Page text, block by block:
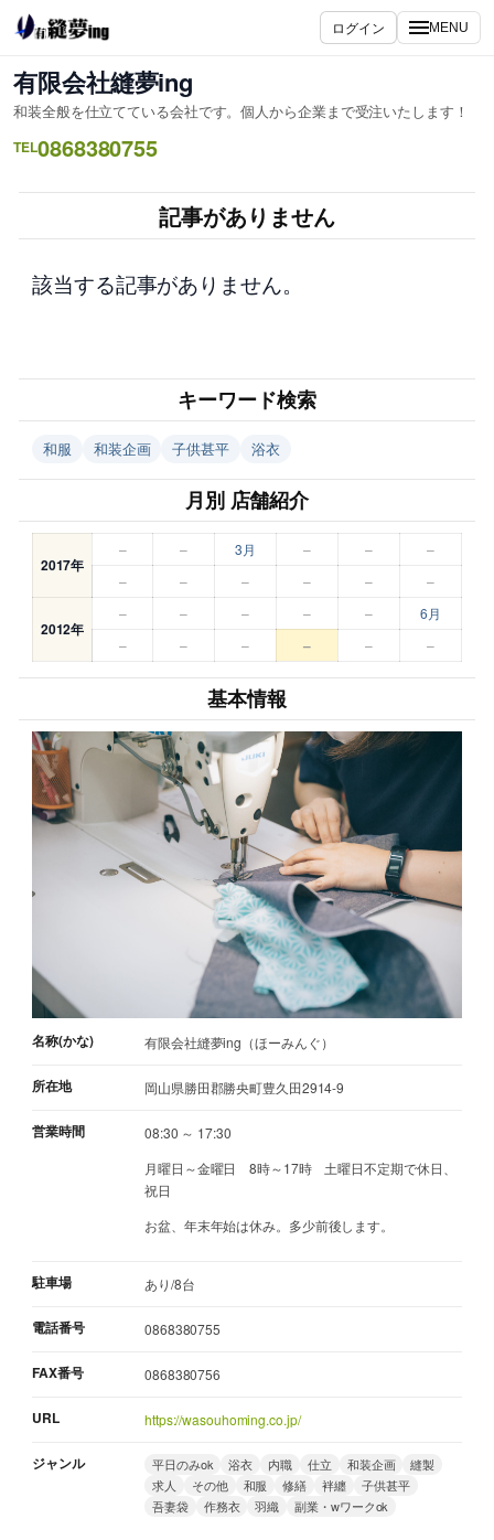
内
容
を
ス
キ
ッ
ログイン MENU
有限会社縫夢ing
和装全般を仕立てている会社です。個人から企業まで受注いたします！
TEL0868380755
記事がありません
該当する記事がありません。
キーワード検索
和服 和装企画 子供甚平 浴衣
月別 店舗紹介
2017年
– – 3月 – –
–
–
– – – – –
2012年
– – – – –
6月
–
– – – – –
基本情報
名称(かな) 有限会社縫夢ing（ほーみんぐ）
所在地 岡山県勝田郡勝央町豊久田2914-9
営業時間
08:30 ～ 17:30
月曜日～金曜日 8時～17時 土曜日不定期で休日、
祝日
お盆、年末年始は休み。多少前後します。
駐車場 あり/8台
電話番号 0868380755
FAX番号 0868380756
URL https://wasouhoming.co.jp/
ジャンル 平日のみok 浴衣 内職 仕立 和装企画
縫製
求人
その他 和服 修繕 袢纏
子供甚平
吾妻袋
作務衣 羽織 副業・wワークok